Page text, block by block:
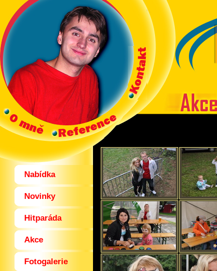
Nabídka
Novinky
Hitparáda
Akce
Fotogalerie